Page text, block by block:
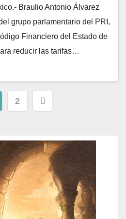
Braulio Antonio Álvarez
grupo parlamentario del PRI,
Financiero del Estado de
reducir las tarifas…
2